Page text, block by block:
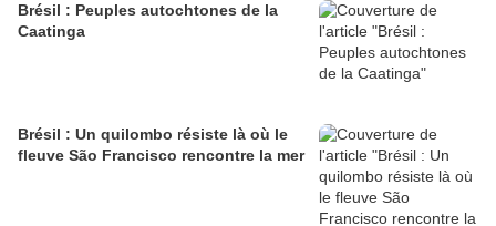
Brésil : Peuples autochtones de la
Caatinga
Brésil : Un quilombo résiste là où le
fleuve São Francisco rencontre la mer